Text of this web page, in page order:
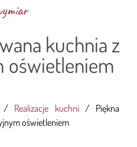
kuchnia z
oświetleniem
Realizacje kuchni / Piękna
oświetleniem